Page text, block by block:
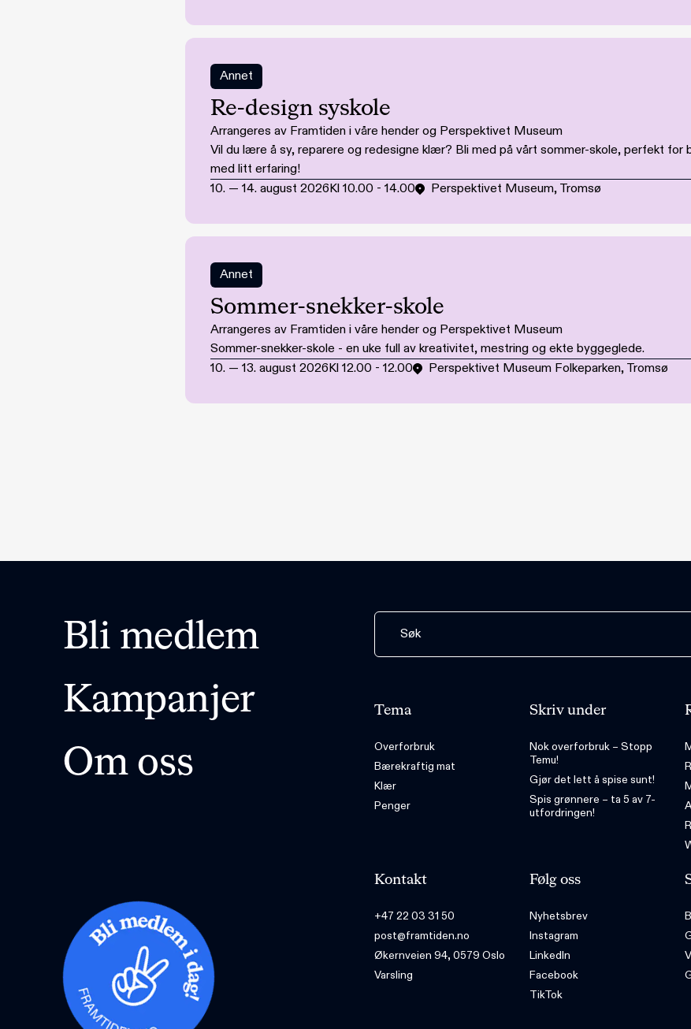
Annet
Re-design syskole
Arrangeres av Framtiden i våre hender og Perspektivet Museum
Vil du lære å sy, reparere og redesigne klær? Bli med på vårt sommer-skole, perfekt for
med litt erfaring!
10.— 14. august 2026Kl10.00 - 14.00 Perspektivet Museum, Tromsø
Annet
Sommer-snekker-skole
Arrangeres av Framtiden i våre hender og Perspektivet Museum
Sommer-snekker-skole - en uke full av kreativitet, mestring og ekte byggeglede.
10.— 13. august 2026Kl12.00 - 12.00 Perspektivet Museum Folkeparken, Tromsø
Bli medlem
Kampanjer
Om oss
Tema
Overforbruk
Bærekraftig mat
Klær
Penger
Skriv under
Nok overforbruk – Stopp
Temu!
Gjør det lett å spise sunt!
Spis grønnere – ta 5 av 7-
utfordringen!
Kontakt
+47 22 03 31 50
post@framtiden.no
Økernveien 94, 0579 Oslo
Varsling
Følg oss
Nyhetsbrev
Instagram
LinkedIn
Facebook
TikTok